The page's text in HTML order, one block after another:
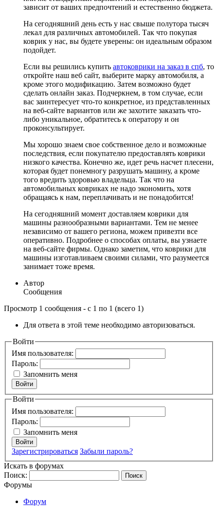
зависит от ваших предпочтений и естественно бюджета.
На сегодняшний день есть у нас свыше полутора тысяч
лекал для различных автомобилей. Так что покупая
коврик у нас, вы будете уверены: он идеальным образом
подойдет.
Если вы решились купить автоковрики на заказ в спб, то
откройте наш веб сайт, выберите марку автомобиля, а
кроме этого модификацию. Затем возможно будет
сделать онлайн заказ. Подчеркнем, в том случае, если
вас заинтересует что-то конкретное, из представленных
на веб-сайте вариантов или же захотите заказать что-
либо уникальное, обратитесь к оператору и он
проконсультирует.
Мы хорошо знаем свое собственное дело и возможные
последствия, если покупателю предоставлять коврики
низкого качества. Конечно же, идет речь насчет плесени,
которая будет понемногу разрушать машину, а кроме
того вредить здоровью владельца. Так что на
автомобильных ковриках не надо экономить, хотя
обращаясь к нам, переплачивать и не понадобится!
На сегодняшний момент доставляем коврики для
машины разнообразными вариантами. Тем не менее
независимо от вашего региона, можем привезти все
оперативно. Подробнее о способах оплаты, вы узнаете
на веб-сайте фирмы. Однако заметим, что коврики для
машины изготавливаем своими силами, что разумеется
занимает тоже время.
Автор
Сообщения
Просмотр 1 сообщения - с 1 по 1 (всего 1)
Для ответа в этой теме необходимо авторизоваться.
Войти
Имя пользователя:
Пароль:
Запомнить меня
Войти
Войти
Имя пользователя:
Пароль:
Запомнить меня
Войти
Зарегистрироваться Забыли пароль?
Искать в форумах
Поиск:
Форумы
Форум